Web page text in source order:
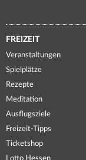
FREIZEIT
Veranstaltungen
Spielplätze
Rezepte
Meditation
Ausflugsziele
Freizeit-Tipps
Ticketshop
Lotto Hessen